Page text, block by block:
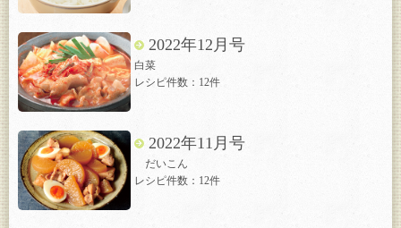
2022年12月号
白菜
レシピ件数：12件
2022年11月号
だいこん
レシピ件数：12件